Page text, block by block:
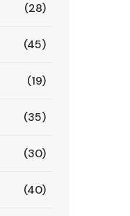
(28)
(45)
(19)
(35)
(30)
(40)